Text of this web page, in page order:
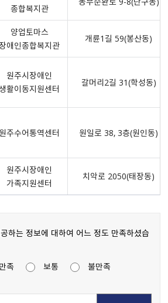
종합복지관
양업토마스
장애인종합복지관
개륜1길 59(봉산동)
원주시장애인
생활이동지원센터
갈머리2길 31(학성동)
원주수어통역센터 원일로 38, 3층(원인동)
원주시장애인
가족지원센터
치악로 2050(태장동)
하는 정보에 대하여 어느 정도 만족하셨습
만족 보통
불만족